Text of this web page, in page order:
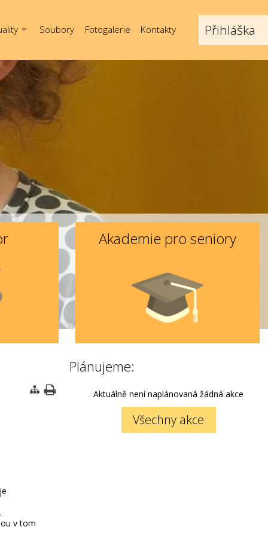
Přihláška
Soubory Fotogalerie Kontakty
Akademie pro seniory
v tom
Plánujeme:
Aktuálně není naplánovaná žádná akce
Všechny akce